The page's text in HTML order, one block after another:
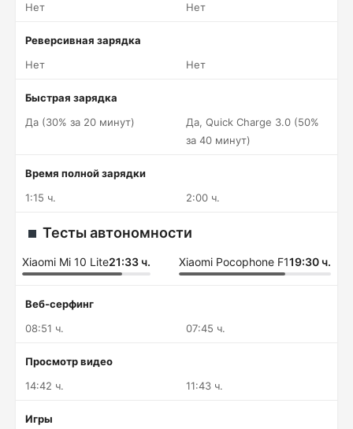
Нет
Нет
Реверсивная зарядка
Нет
Нет
Быстрая зарядка
Да (30% за 20 минут)
Да, Quick Charge 3.0 (50%
за 40 минут)
Время полной зарядки
1:15 ч.
2:00 ч.
Тесты автономности
Xiaomi Mi 10 Lite21:33 ч. Xiaomi Pocophone F119:30 ч.
Веб-серфинг
08:51 ч.
07:45 ч.
Просмотр видео
14:42 ч.
11:43 ч.
Игры